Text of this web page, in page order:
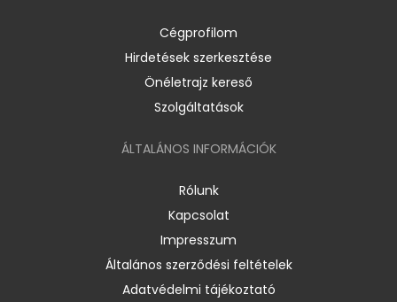
Cégprofilom
Hirdetések szerkesztése
Önéletrajz kereső
Szolgáltatások
ÁLTALÁNOS INFORMÁCIÓK
Rólunk
Kapcsolat
Impresszum
Általános szerződési feltételek
Adatvédelmi tájékoztató